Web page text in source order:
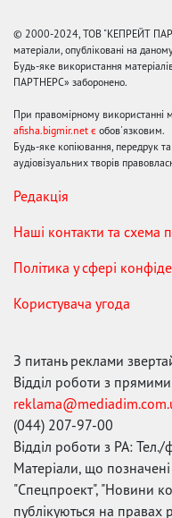
© 2000-2024, ТОВ "КЕПРЕЙТ
матеріали, опубліковані на
Будь-яке використання
ПАРТНЕРС» заборонено.
При правомірному використанні
afisha.bigmir.net є обов'язковим.
Будь-яке копіювання, передрук
аудіовізуальних творів
Редакція
Наші контакти та схема
Політика у сфері
Користувача угода
З питань реклами
Відділ роботи з
(044) 207-97-00
Відділ роботи з РА:
Матеріали, що
"Спецпроект", "Новини
публікуються на правах